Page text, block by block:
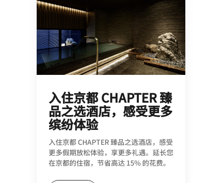
入住京都 CHAPTER 臻
品之选酒店，感受更多
缤纷体验
入住京都 CHAPTER 臻品之选酒店，感受
更多假期放松体验，享更多礼遇。延长您
在京都的住宿，节省高达 15% 的花费。